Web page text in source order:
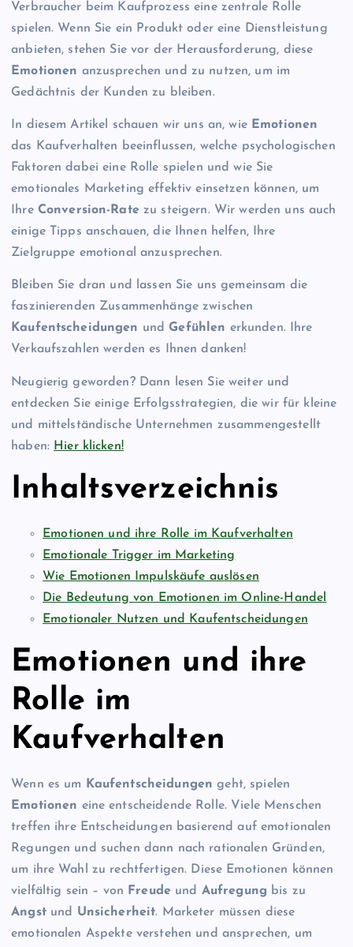
Verbraucher beim Kaufprozess eine zentrale Rolle
spielen. Wenn Sie ein Produkt oder eine Dienstleistung
anbieten, stehen Sie vor der Herausforderung, diese
Emotionen anzusprechen und zu nutzen, um im
Gedächtnis der Kunden zu bleiben.
In diesem Artikel schauen wir uns an, wie Emotionen
das Kaufverhalten beeinflussen, welche psychologischen
Faktoren dabei eine Rolle spielen und wie Sie
emotionales Marketing effektiv einsetzen können, um
Ihre Conversion-Ratezu steigern. Wir werden uns auch
einige Tipps anschauen, die Ihnen helfen, Ihre
Zielgruppe emotional anzusprechen.
Bleiben Sie dran und lassen Sie uns gemeinsam die
faszinierenden Zusammenhänge zwischen
Kaufentscheidungen undGefühlen erkunden. Ihre
Verkaufszahlen werden es Ihnen danken!
Neugierig geworden? Dann lesen Sie weiter und
entdecken Sie einige Erfolgsstrategien, die wir für kleine
und mittelständische Unternehmen zusammengestellt
haben: Hier klicken!
Inhaltsverzeichnis
Emotionen und ihre Rolle im Kaufverhalten
Emotionale Trigger im Marketing
Wie Emotionen Impulskäufe auslösen
Die Bedeutung von Emotionen im Online-Handel
Emotionaler Nutzen und Kaufentscheidungen
Emotionen und ihre
Rolle im
Kaufverhalten
Wenn es um Kaufentscheidungen geht, spielen
Emotionen eine entscheidende Rolle. Viele Menschen
treffen ihre Entscheidungen basierend auf emotionalen
Regungen und suchen dann nach rationalen Gründen,
um ihre Wahl zu rechtfertigen. Diese Emotionen können
vielfältig sein – von
Freude und Aufregung bis zu
Angstund Unsicherheit. Marketer müssen diese
emotionalen Aspekte verstehen und ansprechen, um